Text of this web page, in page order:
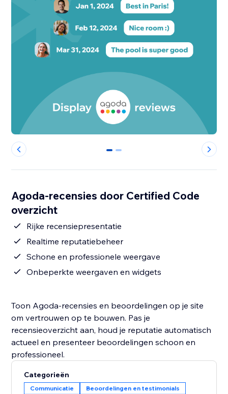
0 1
Agoda-recensies door Certified Code
overzicht
Rijke recensiepresentatie
Realtime reputatiebeheer
Schone en professionele weergave
Onbeperkte weergaven en widgets
Toon Agoda-recensies en beoordelingen op je site
om vertrouwen op te bouwen. Pas je
recensieoverzicht aan, houd je reputatie automatisch
actueel en presenteer beoordelingen schoon en
professioneel.
Categorieën
Communicatie Beoordelingen en testimonials